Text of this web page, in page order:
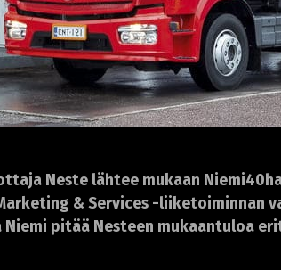
Neste lähtee mukaan
& Services -liiketoiminnan
pitää Nesteen mukaantuloa